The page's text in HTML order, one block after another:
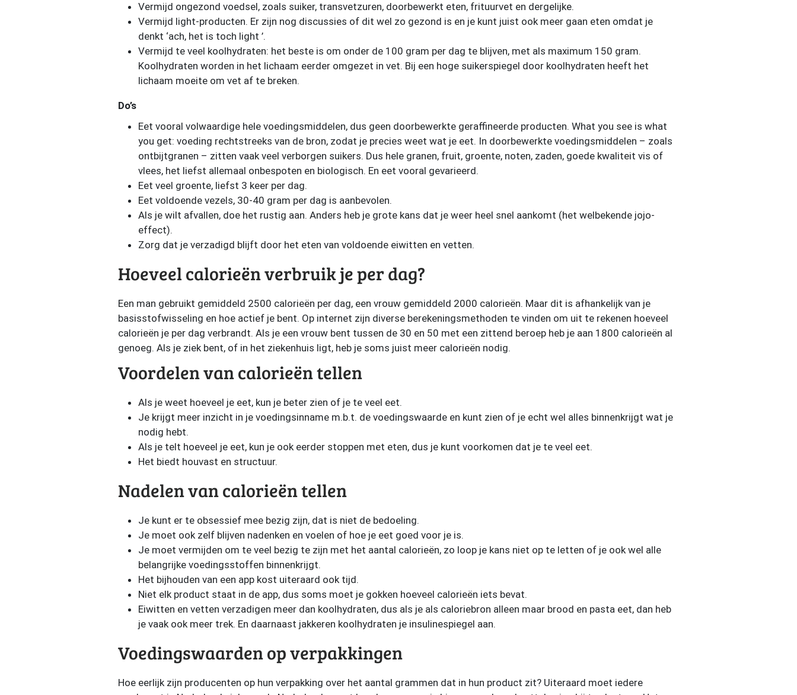
Vermijd ongezond voedsel, zoals suiker, transvetzuren, doorbewerkt eten, frituurvet en dergelijke.
Vermijd light-producten. Er zijn nog discussies of dit wel zo gezond is en je kunt juist ook meer gaan eten omdat je
denkt ‘ach, het is toch light ’.
Vermijd te veel koolhydraten: het beste is om onder de 100 gram per dag te blijven, met als maximum 150 gram.
Koolhydraten worden in het lichaam eerder omgezet in vet. Bij een hoge suikerspiegel door koolhydraten heeft het
lichaam moeite om vet af te breken.
Do’s
Eet vooral volwaardige hele voedingsmiddelen, dus geen doorbewerkte geraffineerde producten. What you see is what
you get: voeding rechtstreeks van de bron, zodat je precies weet wat je eet. In doorbewerkte voedingsmiddelen – zoals
ontbijtgranen – zitten vaak veel verborgen suikers. Dus hele granen, fruit, groente, noten, zaden, goede kwaliteit vis of
vlees, het liefst allemaal onbespoten en biologisch. En eet vooral gevarieerd.
Eet veel groente, liefst 3 keer per dag.
Eet voldoende vezels, 30-40 gram per dag is aanbevolen.
Als je wilt afvallen, doe het rustig aan. Anders heb je grote kans dat je weer heel snel aankomt (het welbekende jojo-
effect).
Zorg dat je verzadigd blijft door het eten van voldoende eiwitten en vetten.
Hoeveel calorieën verbruik je per dag?
Een man gebruikt gemiddeld 2500 calorieën per dag, een vrouw gemiddeld 2000 calorieën. Maar dit is afhankelijk van je
basisstofwisseling en hoe actief je bent. Op internet zijn diverse berekeningsmethoden te vinden om uit te rekenen hoeveel
calorieën je per dag verbrandt. Als je een vrouw bent tussen de 30 en 50 met een zittend beroep heb je aan 1800 calorieën al
genoeg. Als je ziek bent, of in het ziekenhuis ligt, heb je soms juist meer calorieën nodig.
Voordelen van calorieën tellen
Als je weet hoeveel je eet, kun je beter zien of je te veel eet.
Je krijgt meer inzicht in je voedingsinname m.b.t. de voedingswaarde en kunt zien of je echt wel alles binnenkrijgt wat je
nodig hebt.
Als je telt hoeveel je eet, kun je ook eerder stoppen met eten, dus je kunt voorkomen dat je te veel eet.
Het biedt houvast en structuur.
Nadelen van calorieën tellen
Je kunt er te obsessief mee bezig zijn, dat is niet de bedoeling.
Je moet ook zelf blijven nadenken en voelen of hoe je eet goed voor je is.
Je moet vermijden om te veel bezig te zijn met het aantal calorieën, zo loop je kans niet op te letten of je ook wel alle
belangrijke voedingsstoffen binnenkrijgt.
Het bijhouden van een app kost uiteraard ook tijd.
Niet elk product staat in de app, dus soms moet je gokken hoeveel calorieën iets bevat.
Eiwitten en vetten verzadigen meer dan koolhydraten, dus als je als caloriebron alleen maar brood en pasta eet, dan heb
je vaak ook meer trek. En daarnaast jakkeren koolhydraten je insulinespiegel aan.
Voedingswaarden op verpakkingen
Hoe eerlijk zijn producenten op hun verpakking over het aantal grammen dat in hun product zit? Uiteraard moet iedere